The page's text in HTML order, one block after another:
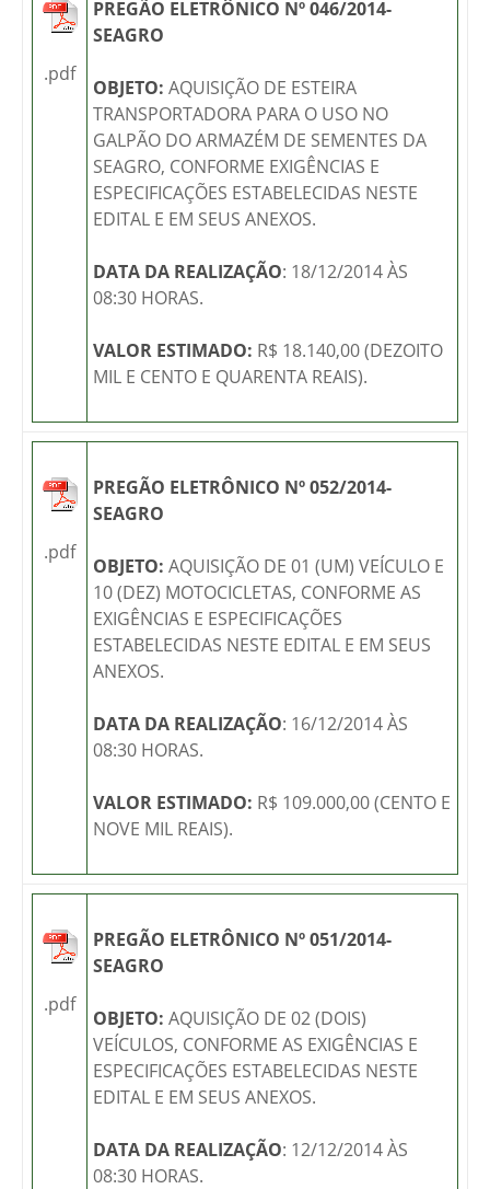
.pdf
PREGÃO ELETRÔNICO Nº 046/2014-
SEAGRO
OBJETO: AQUISIÇÃO DE ESTEIRA
TRANSPORTADORA PARA O USO NO
GALPÃO DO ARMAZÉM DE SEMENTES DA
SEAGRO, CONFORME EXIGÊNCIAS E
ESPECIFICAÇÕES ESTABELECIDAS NESTE
EDITAL E EM SEUS ANEXOS.
DATA DA REALIZAÇÃO: 18/12/2014 ÀS
08:30 HORAS.
VALOR ESTIMADO: R$ 18.140,00 (DEZOITO
MIL E CENTO E QUARENTA REAIS).
.pdf
PREGÃO ELETRÔNICO Nº 052/2014-
SEAGRO
OBJETO: AQUISIÇÃO DE 01 (UM) VEÍCULO E
10 (DEZ) MOTOCICLETAS, CONFORME AS
EXIGÊNCIAS E ESPECIFICAÇÕES
ESTABELECIDAS NESTE EDITAL E EM SEUS
ANEXOS.
DATA DA REALIZAÇÃO: 16/12/2014 ÀS
08:30 HORAS.
VALOR ESTIMADO: R$ 109.000,00 (CENTO E
NOVE MIL REAIS).
.pdf
PREGÃO ELETRÔNICO Nº 051/2014-
SEAGRO
OBJETO: AQUISIÇÃO DE 02 (DOIS)
VEÍCULOS, CONFORME AS EXIGÊNCIAS E
ESPECIFICAÇÕES ESTABELECIDAS NESTE
EDITAL E EM SEUS ANEXOS.
DATA DA REALIZAÇÃO: 12/12/2014 ÀS
08:30 HORAS.